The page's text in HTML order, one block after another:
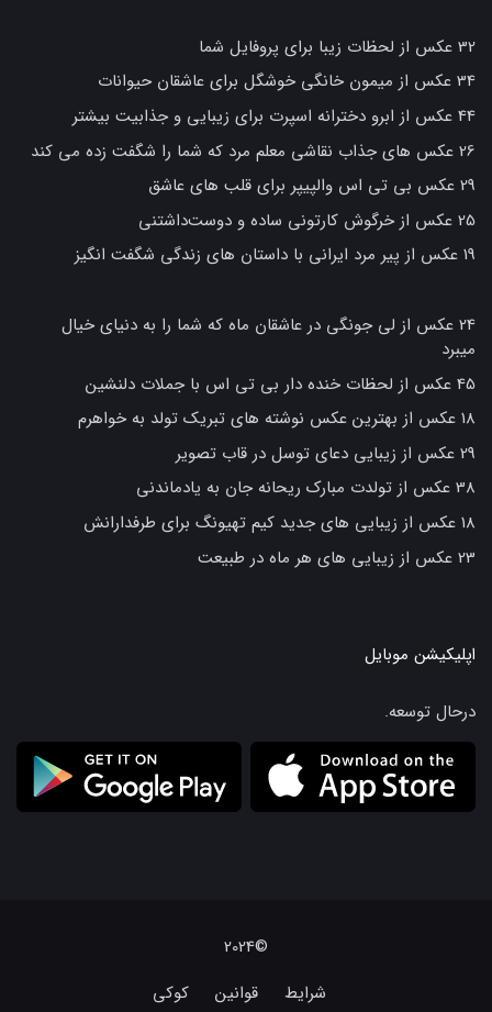
32 عکس از لحظات زیبا برای پروفایل شما
34 عکس از میمون خانگی خوشگل برای عاشقان حیوانات
44 عکس از ابرو دخترانه اسپرت برای زیبایی و جذابیت بیشتر
26 عکس های جذاب نقاشی معلم مرد که شما را شگفت زده می کند
29 عکس بی تی اس والپیپر برای قلب های عاشق
25 عکس از خرگوش کارتونی ساده و دوست‌داشتنی
19 عکس از پیر مرد ایرانی با داستان های زندگی شگفت انگیز
24 عکس از لی جونگی در عاشقان ماه که شما را به دنیای خیال
میبرد
45 عکس از لحظات خنده دار بی تی اس با جملات دلنشین
18 عکس از بهترین عکس نوشته های تبریک تولد به خواهرم
29 عکس از زیبایی دعای توسل در قاب تصویر
38 عکس از تولدت مبارک ریحانه جان به یادماندنی
18 عکس از زیبایی های جدید کیم تهیونگ برای طرفدارانش
23 عکس از زیبایی های هر ماه در طبیعت
اپلیکیشن موبایل
درحال توسعه.
©2024
شرایط
قوانین کوکی